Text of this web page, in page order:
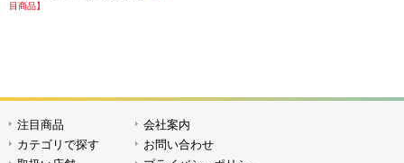
目商品】
注目商品
カテゴリで探す
会社案内
お問い合わせ